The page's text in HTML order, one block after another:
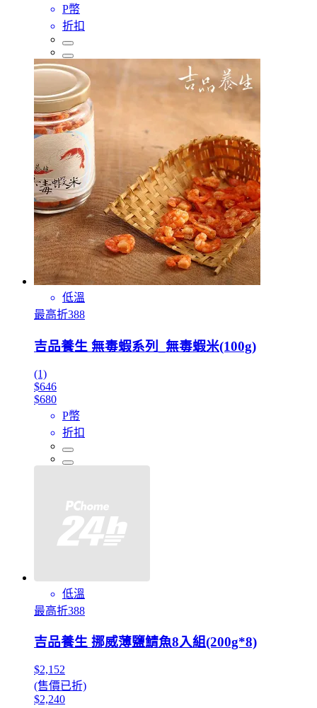
P幣
折扣
低溫
最高折388
吉品養生 無毒蝦系列_無毒蝦米(100g)
(1)
$646
$680
P幣
折扣
低溫
最高折388
吉品養生 挪威薄鹽鯖魚8入組(200g*8)
$2,152
(售價已折)
$2,240